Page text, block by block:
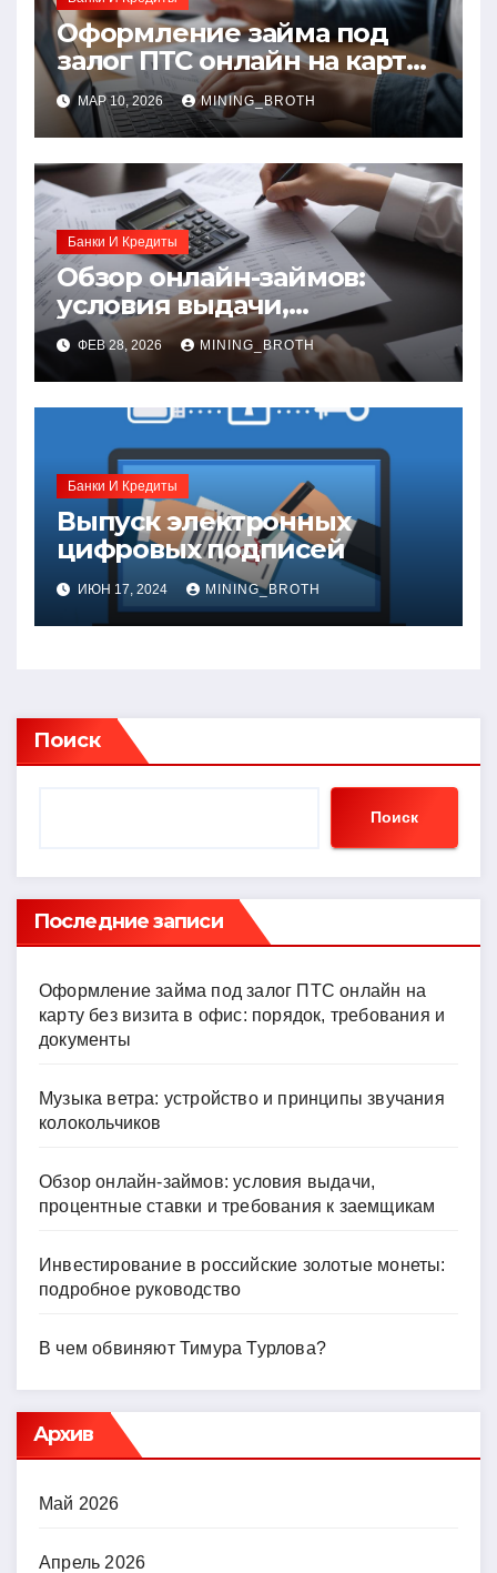
Оформление займа под
залог ПТС онлайн на карту
без визита в офис:
порядок, требования и
документы
МАР 10, 2026 MINING_BROTH
Банки И Кредиты
Обзор онлайн-займов:
условия выдачи,
процентные ставки и
требования к заемщикам
ФЕВ 28, 2026 MINING_BROTH
Банки И Кредиты
Выпуск электронных
цифровых подписей
ИЮН 17, 2024 MINING_BROTH
Поиск
Поиск
Последние записи
Оформление займа под залог ПТС онлайн на
карту без визита в офис: порядок, требования и
документы
Музыка ветра: устройство и принципы звучания
колокольчиков
Обзор онлайн-займов: условия выдачи,
процентные ставки и требования к заемщикам
Инвестирование в российские золотые монеты:
подробное руководство
В чем обвиняют Тимура Турлова?
Архив
Май 2026
Апрель 2026